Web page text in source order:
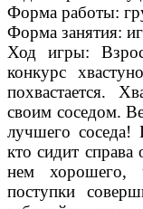
Форма работы:
Форма занятия:
Ход игры:
конкурс
похвастается.
своим соседом.
лучшего соседа!
кто сидит
нем хорошего,
поступки